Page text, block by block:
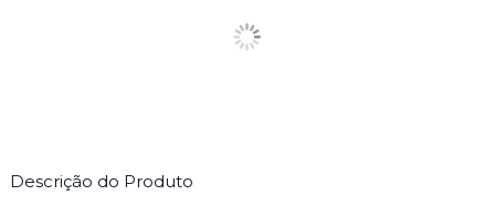
Descrição do Produto